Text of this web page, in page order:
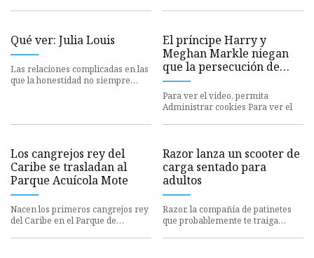
Qué ver: Julia Louis
Las relaciones complicadas en las
que la honestidad no siempre
El príncipe Harry y
Meghan Markle niegan
que la persecución de
autos en Nueva York haya
sido un truco de
relaciones públicas
Para ver el video, permita
Administrar cookies Para ver el
Los cangrejos rey del
Caribe se trasladan al
Parque Acuícola Mote
Nacen los primeros cangrejos rey
del Caribe en el Parque de
Razor lanza un scooter de
carga sentado para
adultos
Razor, la compañía de patinetes
que probablemente te traiga